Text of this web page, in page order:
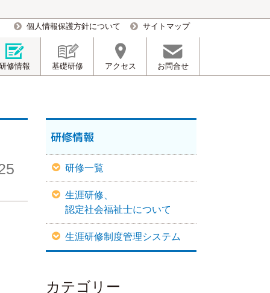
個人情報保護方針について サイトマップ
修情報 基礎研修 アクセス お問合せ
研修情報
研修一覧
生涯研修、
認定社会福祉士について
生涯研修制度管理システム
カテゴリー